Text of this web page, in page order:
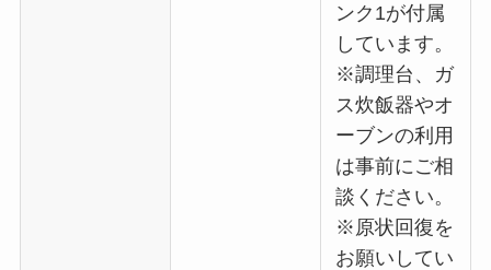
ンク1が付属
しています。
※調理台、ガ
ス炊飯器やオ
ーブンの利用
は事前にご相
談ください。
※原状回復を
お願いしてい